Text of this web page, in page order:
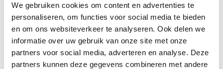
We gebruiken cookies om content en advertenties te
personaliseren, om functies voor social media te bieden
en om ons websiteverkeer te analyseren. Ook delen we
informatie over uw gebruik van onze site met onze
partners voor social media, adverteren en analyse. Deze
partners kunnen deze gegevens combineren met andere
huisje staat een houtkachel voor de koudere dagen. Verder
vind je er een woongedeelte en een gezellig slaapgedeelte
waarbij dat duurzame grenenhout overal terug te zien is. Dat
zorgt voor een hele warme en gezellige sfeer in dit
heerlijke duurzame huisje!